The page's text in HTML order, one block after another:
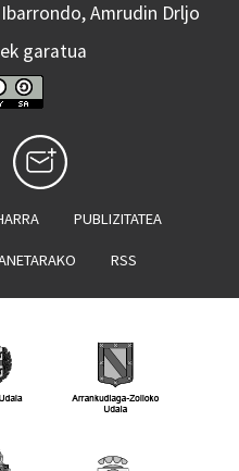
Amrudin Drljo
garatua
PUBLIZITATEA
RSS